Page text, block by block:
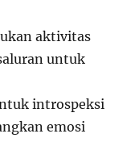
aktivitas
untuk
introspeksi
emosi